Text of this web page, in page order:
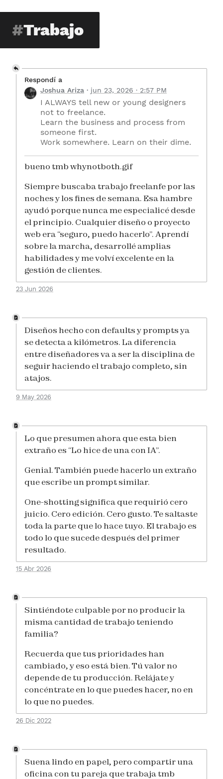
Trabajo
Respondí a
Joshua Ariza
jun 23, 2026 · 2:57 PM
I ALWAYS tell new or young designers
not to freelance.
Learn the business and process from
someone first.
Work somewhere. Learn on their dime.
bueno tmb whynotboth.gif
Siempre buscaba trabajo freelanfe por las
noches y los fines de semana. Esa hambre
ayudó porque nunca me especialicé desde
el principio. Cualquier diseño o proyecto
web era “seguro, puedo hacerlo”. Aprendí
sobre la marcha, desarrollé amplias
habilidades y me volví excelente en la
gestión de clientes.
23 Jun 2026
Diseños hecho con defaults y prompts ya
se detecta a kilómetros. La diferencia
entre diseñadores va a ser la disciplina de
seguir haciendo el trabajo completo, sin
atajos.
9 May 2026
Lo que presumen ahora que esta bien
extraño es “Lo hice de una con IA”.
Genial. También puede hacerlo un extraño
que escribe un prompt similar.
One-shotting significa que requirió cero
juicio. Cero edición. Cero gusto. Te saltaste
toda la parte que lo hace tuyo. El trabajo es
todo lo que sucede después del primer
resultado.
15 Abr 2026
Sintiéndote culpable por no producir la
misma cantidad de trabajo teniendo
familia?
Recuerda que tus prioridades han
cambiado, y eso está bien. Tú valor no
depende de tu producción. Relájate y
concéntrate en lo que puedes hacer, no en
lo que no puedes.
26 Dic 2022
Suena lindo en papel, pero compartir una
oficina con tu pareja que trabaja tmb